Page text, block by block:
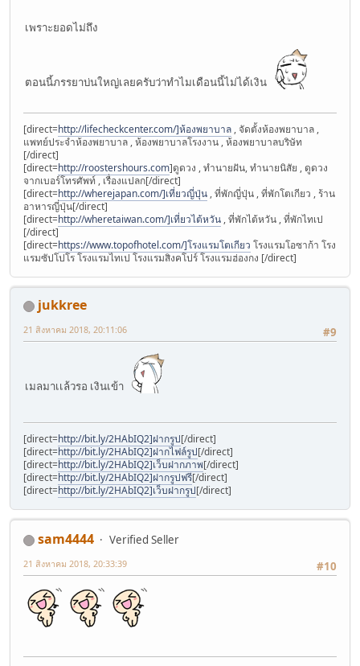
เพราะยอดไม่ถึง
ตอนนี้ภรรยาบ่นใหญ่เลยครับว่าทำไมเดือนนี้ไม่ได้เงิน
[direct=http://lifecheckcenter.com/]ห้องพยาบาล , จัดตั้งห้องพยาบาล ,
แพทย์ประจำห้องพยาบาล , ห้องพยาบาลโรงงาน , ห้องพยาบาลบริษัท
[/direct]
[direct=http://roostershours.com]ดูดวง , ทำนายฝัน, ทำนายนิสัย , ดูดวง
จากเบอร์โทรศัพท์ , เรื่องแปลก[/direct]
[direct=http://wherejapan.com/]เที่ยวญี่ปุ่น , ที่พักญี่ปุ่น , ที่พักโตเกียว , ร้าน
อาหารญี่ปุ่น[/direct]
[direct=http://wheretaiwan.com/]เที่ยวไต้หวัน , ที่พักไต้หวัน , ที่พักไทเป
[/direct]
[direct=https://www.topofhotel.com/]โรงแรมโตเกียว โรงแรมโอซาก้า โรง
แรมซัปโปโร โรงแรมไทเป โรงแรมสิงคโปร์ โรงแรมฮ่องกง [/direct]
jukkree
#9
21 สิงหาคม 2018, 20:11:06
เมลมาเเล้วรอ เงินเข้า
[direct=http://bit.ly/2HAbIQ2]ฝากรูป[/direct]
[direct=http://bit.ly/2HAbIQ2]ฝากไฟล์รูป[/direct]
[direct=http://bit.ly/2HAbIQ2]เว็บฝากภาพ[/direct]
[direct=http://bit.ly/2HAbIQ2]ฝากรูปฟรี[/direct]
[direct=http://bit.ly/2HAbIQ2]เว็บฝากรูป[/direct]
sam4444
Verified Seller
#10
21 สิงหาคม 2018, 20:33:39